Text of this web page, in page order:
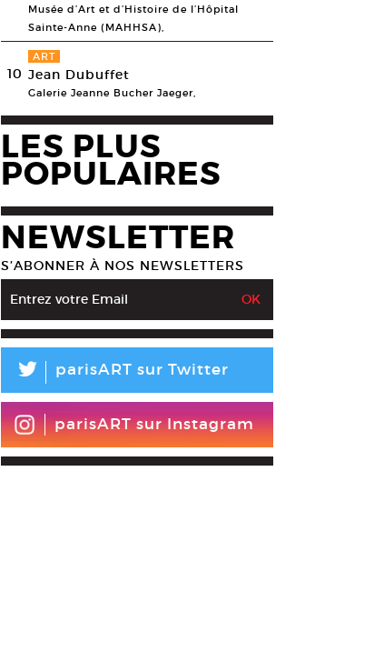
Musée d’Art et d’Histoire de l’Hôpital
Sainte-Anne (MAHHSA),
10
ART
Jean Dubuffet
Galerie Jeanne Bucher Jaeger,
LES PLUS
POPULAIRES
NEWSLETTER
S’ABONNER À NOS NEWSLETTERS
L parisART sur Twitter
parisART sur Instagram